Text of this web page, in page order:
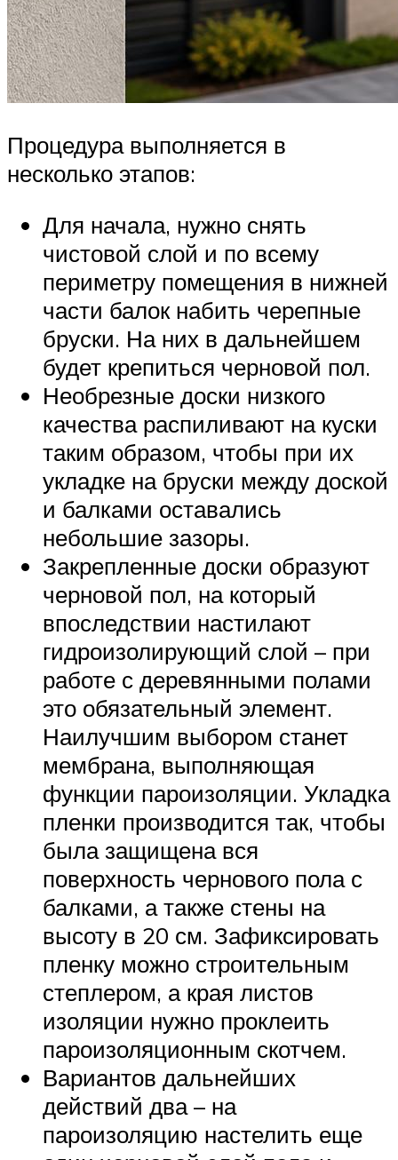
Процедура выполняется в
несколько этапов:
Для начала, нужно снять
чистовой слой и по всему
периметру помещения в нижней
части балок набить черепные
бруски. На них в дальнейшем
будет крепиться черновой пол.
Необрезные доски низкого
качества распиливают на куски
таким образом, чтобы при их
укладке на бруски между доской
и балками оставались
небольшие зазоры.
Закрепленные доски образуют
черновой пол, на который
впоследствии настилают
гидроизолирующий слой – при
работе с деревянными полами
это обязательный элемент.
Наилучшим выбором станет
мембрана, выполняющая
функции пароизоляции. Укладка
пленки производится так, чтобы
была защищена вся
поверхность чернового пола с
балками, а также стены на
высоту в 20 см. Зафиксировать
пленку можно строительным
степлером, а края листов
изоляции нужно проклеить
пароизоляционным скотчем.
Вариантов дальнейших
действий два – на
пароизоляцию настелить еще